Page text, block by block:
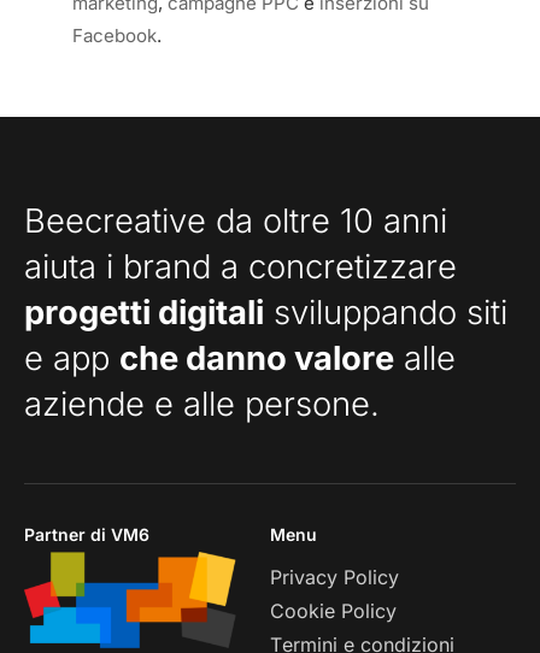
Facebook.
Beecreative da oltre 10 anni
aiuta i brand a concretizzare
progetti digitali sviluppando siti
e app che danno valore alle
aziende e alle persone.
Partner di VM6 Menu
Privacy Policy
Cookie Policy
Termini e condizioni